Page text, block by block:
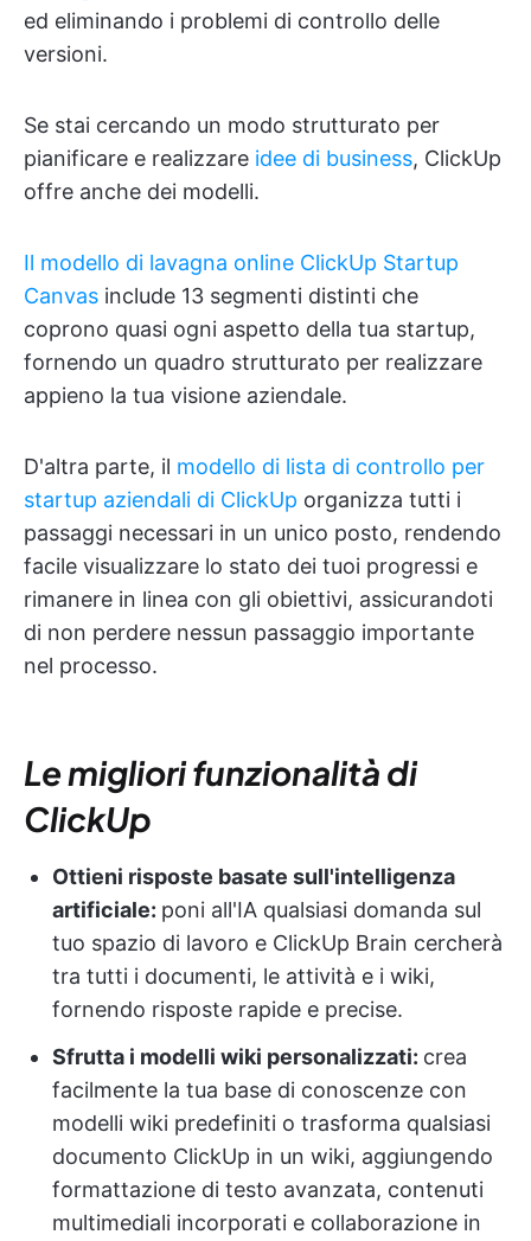
ed eliminando i problemi di controllo delle
versioni.
Se stai cercando un modo strutturato per
pianificare e realizzare idee di business, ClickUp
offre anche dei modelli.
Il modello di lavagna online ClickUp Startup
Canvas include 13 segmenti distinti che
coprono quasi ogni aspetto della tua startup,
fornendo un quadro strutturato per realizzare
appieno la tua visione aziendale.
D'altra parte, il modello di lista di controllo per
startup aziendali di ClickUp organizza tutti i
passaggi necessari in un unico posto, rendendo
facile visualizzare lo stato dei tuoi progressi e
rimanere in linea con gli obiettivi, assicurandoti
di non perdere nessun passaggio importante
nel processo.
Le migliori funzionalità di
ClickUp
Ottieni risposte basate sull'intelligenza
artificiale: poni all'IA qualsiasi domanda sul
tuo spazio di lavoro e ClickUp Brain cercherà
tra tutti i documenti, le attività e i wiki,
fornendo risposte rapide e precise.
Sfrutta i modelli wiki personalizzati: crea
facilmente la tua base di conoscenze con
modelli wiki predefiniti o trasforma qualsiasi
documento ClickUp in un wiki, aggiungendo
formattazione di testo avanzata, contenuti
multimediali incorporati e collaborazione in